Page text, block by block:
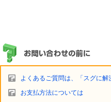
よくあるご質問は、「スグに解
お支払方法については